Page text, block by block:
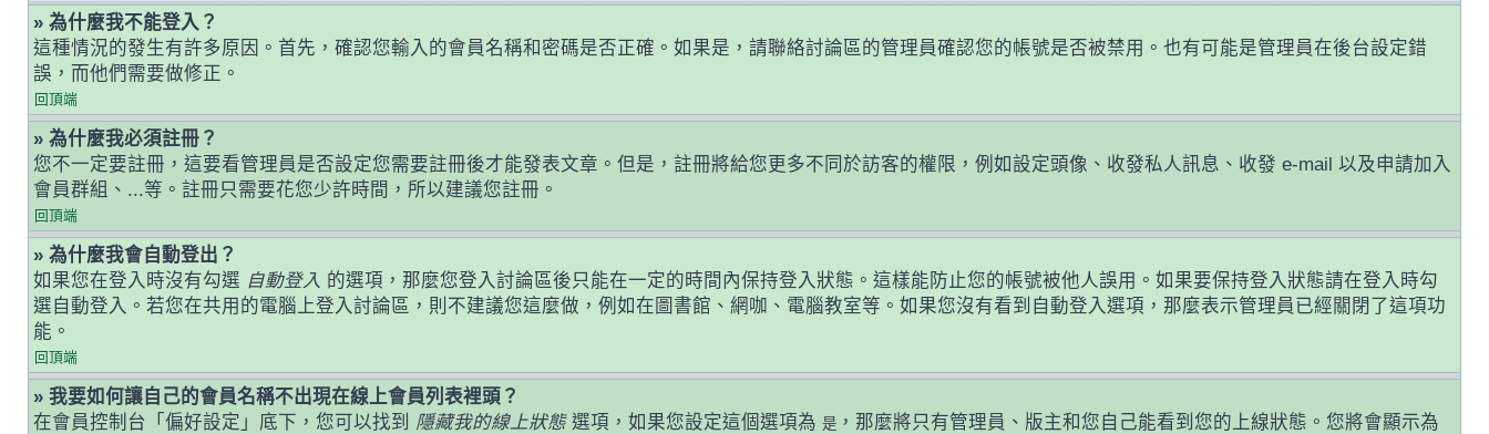
» 為什麼我不能登入？
這種情況的發生有許多原因。首先，確認您輸入的會員名稱和密碼是否正確。如果是，請聯絡討論區的管理員確認您的帳號是否被禁用。也有可能是管理員在後台設定錯
誤，而他們需要做修正。
回頂端
» 為什麼我必須註冊？
您不一定要註冊，這要看管理員是否設定您需要註冊後才能發表文章。但是，註冊將給您更多不同於訪客的權限，例如設定頭像、收發私人訊息、收發 e-mail 以及申請加入
會員群組、...等。註冊只需要花您少許時間，所以建議您註冊。
回頂端
» 為什麼我會自動登出？
如果您在登入時沒有勾選 自動登入 的選項，那麼您登入討論區後只能在一定的時間內保持登入狀態。這樣能防止您的帳號被他人誤用。如果要保持登入狀態請在登入時勾
選自動登入。若您在共用的電腦上登入討論區，則不建議您這麼做，例如在圖書館、網咖、電腦教室等。如果您沒有看到自動登入選項，那麼表示管理員已經關閉了這項功
能。
回頂端
» 我要如何讓自己的會員名稱不出現在線上會員列表裡頭？
在會員控制台「偏好設定」底下，您可以找到 隱藏我的線上狀態選項，如果您設定這個選項為 是 ，那麼將只有管理員、版主和您自己能看到您的上線狀態。您將會顯示為